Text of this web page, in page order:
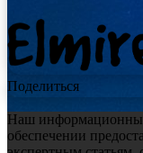
Поделиться
Наш
обеспечении